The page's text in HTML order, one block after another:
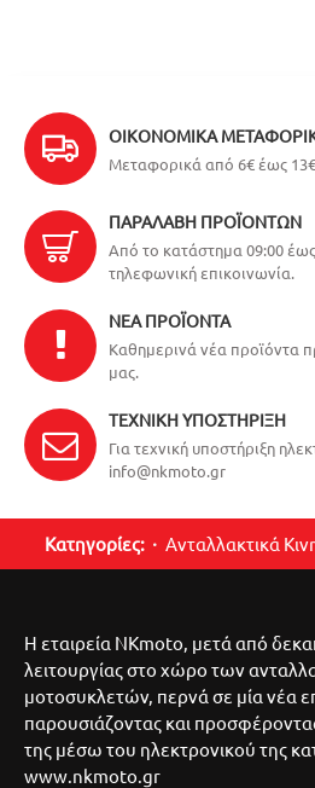
ΟΙΚΟΝΟΜΙΚΆ
Μεταφορικά από 6€ έως
ΠΑΡΑΛΑΒΉ ΠΡΟΪΌΝΤΩΝ
Από το κατάστημα 09:00
τηλεφωνική επικοινωνία.
ΝΈΑ ΠΡΟΪΌΝΤΑ
Καθημερινά νέα προϊόντα
μας.
ΤΕΧΝΙΚΉ ΥΠΟΣΤΉΡΙΞΗ
Για τεχνική υποστήριξη
info@nkmoto.gr
Κατηγορίες: Ανταλλακτικά
Η εταιρεία NKmoto, μετά από
λειτουργίας στο χώρο των
μοτοσυκλετών, περνά σε μία νέα
παρουσιάζοντας και
της μέσω του ηλεκτρονικού της
www.nkmoto.gr